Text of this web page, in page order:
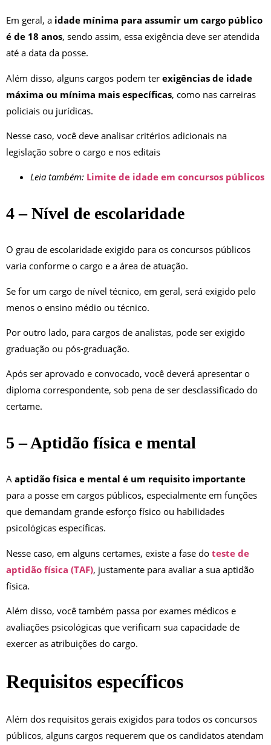
Em geral, a idade mínima para assumir um cargo público
é de 18 anos, sendo assim, essa exigência deve ser atendida
até a data da posse.
Além disso, alguns cargos podem ter exigências de idade
máxima ou mínima mais específicas, como nas carreiras
policiais ou jurídicas.
Nesse caso, você deve analisar critérios adicionais na
legislação sobre o cargo e nos editais
Leia também: Limite de idade em concursos públicos
4 – Nível de escolaridade
O grau de escolaridade exigido para os concursos públicos
varia conforme o cargo e a área de atuação.
Se for um cargo de nível técnico, em geral, será exigido pelo
menos o ensino médio ou técnico.
Por outro lado, para cargos de analistas, pode ser exigido
graduação ou pós-graduação.
Após ser aprovado e convocado, você deverá apresentar o
diploma correspondente, sob pena de ser desclassificado do
certame.
5 – Aptidão física e mental
A aptidão física e mental é um requisito importante
para a posse em cargos públicos, especialmente em funções
que demandam grande esforço físico ou habilidades
psicológicas específicas.
Nesse caso, em alguns certames, existe a fase do teste de
aptidão física (TAF), justamente para avaliar a sua aptidão
física.
Além disso, você também passa por exames médicos e
avaliações psicológicas que verificam sua capacidade de
exercer as atribuições do cargo.
Requisitos específicos
Além dos requisitos gerais exigidos para todos os concursos
públicos, alguns cargos requerem que os candidatos atendam